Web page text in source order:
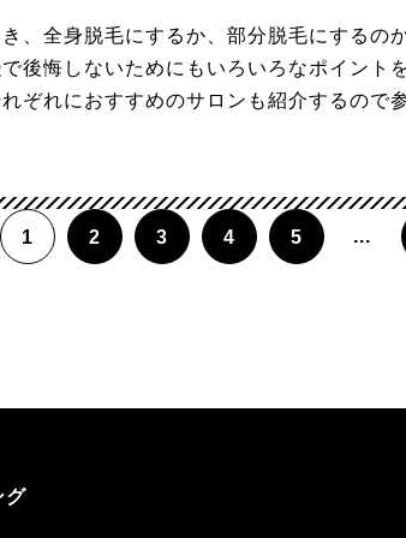
、全身脱毛にするか、部分脱毛にするの
後悔しないためにもいろいろなポイント
ぞれにおすすめのサロンも紹介するので
1 2 3 4 5 ...
グ